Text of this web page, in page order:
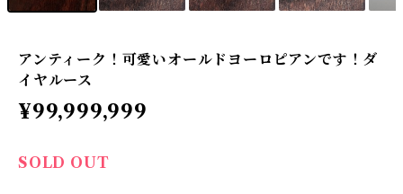
アンティーク！可愛いオールドヨーロピアンです！ダ
イヤルース
¥99,999,999
SOLD OUT